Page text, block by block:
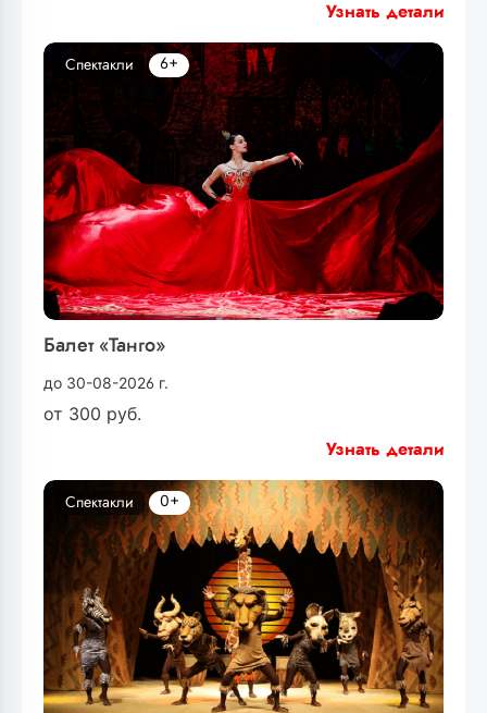
Узнать детали
Балет «Танго»
до 30-08-2026 г.
от 300 руб.
Спектакли 6+
Узнать детали
Спектакли 0+